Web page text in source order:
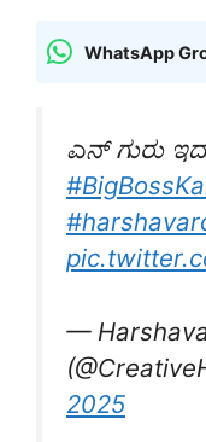
WhatsApp
ಎನ್ ಗುರು
—
2025